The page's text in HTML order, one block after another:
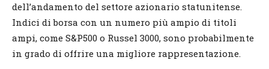
dell’andamento del settore azionario statunitense.
Indici di borsa con un numero più ampio di titoli
ampi, come S&P500 o Russel 3000, sono probabilmente
in grado di offrire una migliore rappresentazione.